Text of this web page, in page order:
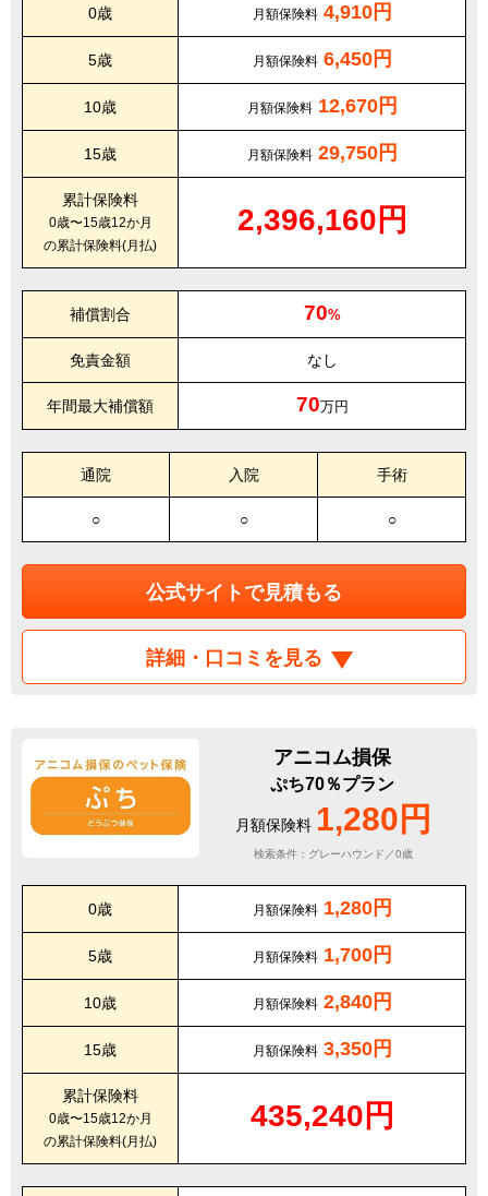
0歳 月額保険料 4,910円
5歳 月額保険料 6,450円
10歳 月額保険料 12,670円
15歳 月額保険料 29,750円
累計保険料
0歳〜15歳12か月
の累計保険料(月払)
2,396,160円
補償割合 70%
免責金額 なし
年間最大補償額 70万円
通院 入院 手術
○ ○ ○
公式サイトで見積もる
詳細・口コミを見る
アニコム損保
ぷち70％プラン
月額保険料 1,280円
検索条件：グレーハウンド／0歳
0歳 月額保険料 1,280円
5歳 月額保険料 1,700円
10歳 月額保険料 2,840円
15歳 月額保険料 3,350円
累計保険料
0歳〜15歳12か月
の累計保険料(月払)
435,240円